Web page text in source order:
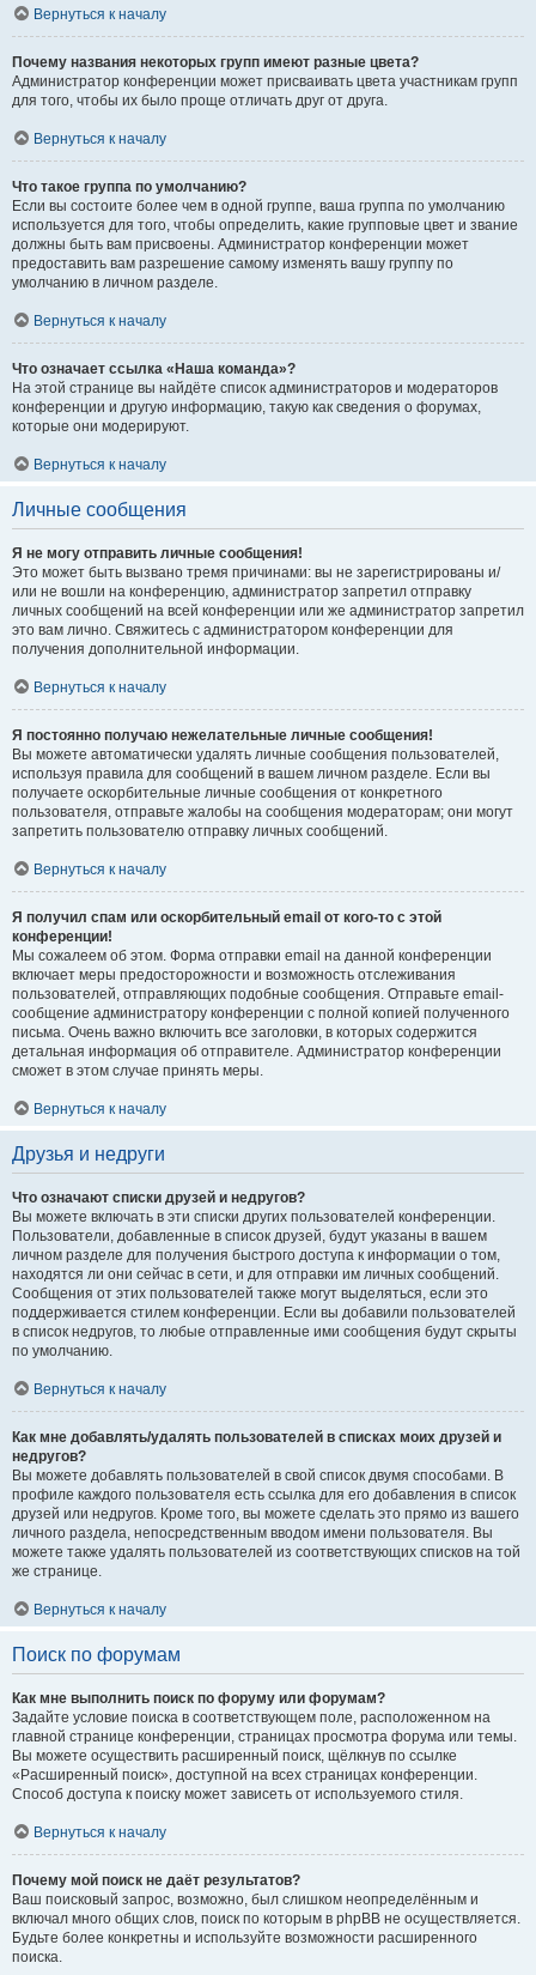
Вернуться к началу
Почему названия некоторых групп имеют разные цвета?
Администратор конференции может присваивать цвета участникам групп
для того, чтобы их было проще отличать друг от друга.
Вернуться к началу
Что такое группа по умолчанию?
Если вы состоите более чем в одной группе, ваша группа по умолчанию
используется для того, чтобы определить, какие групповые цвет и звание
должны быть вам присвоены. Администратор конференции может
предоставить вам разрешение самому изменять вашу группу по
умолчанию в личном разделе.
Вернуться к началу
Что означает ссылка «Наша команда»?
На этой странице вы найдёте список администраторов и модераторов
конференции и другую информацию, такую как сведения о форумах,
которые они модерируют.
Вернуться к началу
Личные сообщения
Я не могу отправить личные сообщения!
Это может быть вызвано тремя причинами: вы не зарегистрированы и/
или не вошли на конференцию, администратор запретил отправку
личных сообщений на всей конференции или же администратор запретил
это вам лично. Свяжитесь с администратором конференции для
получения дополнительной информации.
Вернуться к началу
Я постоянно получаю нежелательные личные сообщения!
Вы можете автоматически удалять личные сообщения пользователей,
используя правила для сообщений в вашем личном разделе. Если вы
получаете оскорбительные личные сообщения от конкретного
пользователя, отправьте жалобы на сообщения модераторам; они могут
запретить пользователю отправку личных сообщений.
Вернуться к началу
Я получил спам или оскорбительный email от кого-то с этой
конференции!
Мы сожалеем об этом. Форма отправки email на данной конференции
включает меры предосторожности и возможность отслеживания
пользователей, отправляющих подобные сообщения. Отправьте email-
сообщение администратору конференции с полной копией полученного
письма. Очень важно включить все заголовки, в которых содержится
детальная информация об отправителе. Администратор конференции
сможет в этом случае принять меры.
Вернуться к началу
Друзья и недруги
Что означают списки друзей и недругов?
Вы можете включать в эти списки других пользователей конференции.
Пользователи, добавленные в список друзей, будут указаны в вашем
личном разделе для получения быстрого доступа к информации о том,
находятся ли они сейчас в сети, и для отправки им личных сообщений.
Сообщения от этих пользователей также могут выделяться, если это
поддерживается стилем конференции. Если вы добавили пользователей
в список недругов, то любые отправленные ими сообщения будут скрыты
по умолчанию.
Вернуться к началу
Как мне добавлять/удалять пользователей в списках моих друзей и
недругов?
Вы можете добавлять пользователей в свой список двумя способами. В
профиле каждого пользователя есть ссылка для его добавления в список
друзей или недругов. Кроме того, вы можете сделать это прямо из вашего
личного раздела, непосредственным вводом имени пользователя. Вы
можете также удалять пользователей из соответствующих списков на той
же странице.
Вернуться к началу
Поиск по форумам
Как мне выполнить поиск по форуму или форумам?
Задайте условие поиска в соответствующем поле, расположенном на
главной странице конференции, страницах просмотра форума или темы.
Вы можете осуществить расширенный поиск, щёлкнув по ссылке
«Расширенный поиск», доступной на всех страницах конференции.
Способ доступа к поиску может зависеть от используемого стиля.
Вернуться к началу
Почему мой поиск не даёт результатов?
Ваш поисковый запрос, возможно, был слишком неопределённым и
включал много общих слов, поиск по которым в phpBB не осуществляется.
Будьте более конкретны и используйте возможности расширенного
поиска.